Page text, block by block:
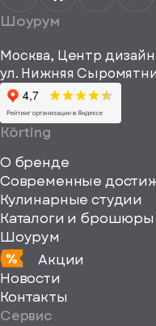
рекламные и
информационные
материалы
Шоурум
Москва, Центр
ул. Нижняя
Körting
О бренде
Современные
Кулинарные студии
Каталоги и брошюры
Шоурум
Акции
Новости
Контакты
Сервис